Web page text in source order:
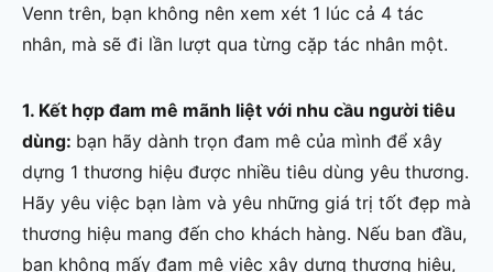
Venn trên, bạn không nên xem xét 1 lúc cả 4 tác
nhân, mà sẽ đi lần lượt qua từng cặp tác nhân một.
1. Kết hợp đam mê mãnh liệt với nhu cầu người tiêu
dùng: bạn hãy dành trọn đam mê của mình để xây
dựng 1 thương hiệu được nhiều tiêu dùng yêu thương.
Hãy yêu việc bạn làm và yêu những giá trị tốt đẹp mà
thương hiệu mang đến cho khách hàng. Nếu ban đầu,
bạn không mấy đam mê việc xây dựng thương hiệu,